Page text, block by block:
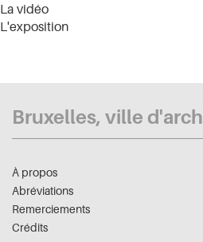
La vidéo
L'exposition
Bruxelles, ville
À propos
Abréviations
Remerciements
Crédits